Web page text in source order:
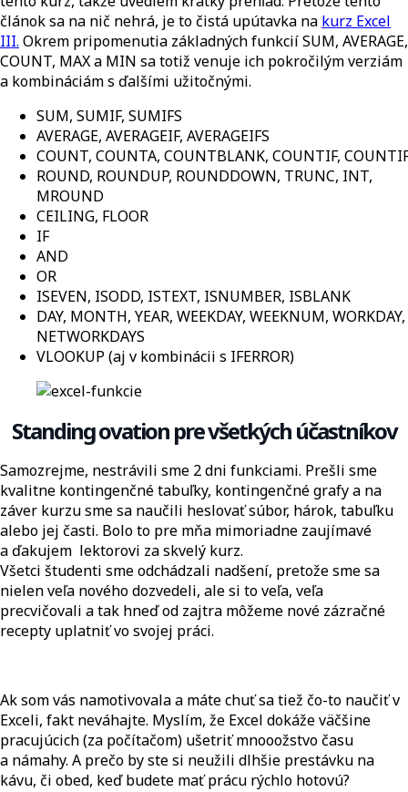
článok sa na nič nehrá, je to čistá upútavka na kurz Excel
III. Okrem pripomenutia základných funkcií SUM, AVERAGE,
COUNT, MAX a MIN sa totiž venuje ich pokročilým verziám
a kombináciám s ďalšími užitočnými.
SUM, SUMIF, SUMIFS
AVERAGE, AVERAGEIF, AVERAGEIFS
COUNT, COUNTA, COUNTBLANK, COUNTIF,
ROUND, ROUNDUP, ROUNDDOWN, TRUNC, INT,
MROUND
CEILING, FLOOR
IF
AND
OR
ISEVEN, ISODD, ISTEXT, ISNUMBER, ISBLANK
DAY, MONTH, YEAR, WEEKDAY, WEEKNUM, WORKDAY,
NETWORKDAYS
VLOOKUP (aj v kombinácii s IFERROR)
Standing ovation pre všetkých účastníkov
Samozrejme, nestrávili sme 2 dni funkciami. Prešli sme
kvalitne kontingenčné tabuľky, kontingenčné grafy a na
záver kurzu sme sa naučili heslovať súbor, hárok, tabuľku
alebo jej časti. Bolo to pre mňa mimoriadne zaujímavé
a ďakujem lektorovi za skvelý kurz.
Všetci študenti sme odchádzali nadšení, pretože sme sa
nielen veľa nového dozvedeli, ale si to veľa, veľa
precvičovali a tak hneď od zajtra môžeme nové zázračné
recepty uplatniť vo svojej práci.
Ak som vás namotivovala a máte chuť sa tiež čo-to naučiť v
Exceli, fakt neváhajte. Myslím, že Excel dokáže väčšine
pracujúcich (za počítačom) ušetriť mnooožstvo času
a námahy. A prečo by ste si neužili dlhšie prestávku na
kávu, či obed, keď budete mať prácu rýchlo hotovú?